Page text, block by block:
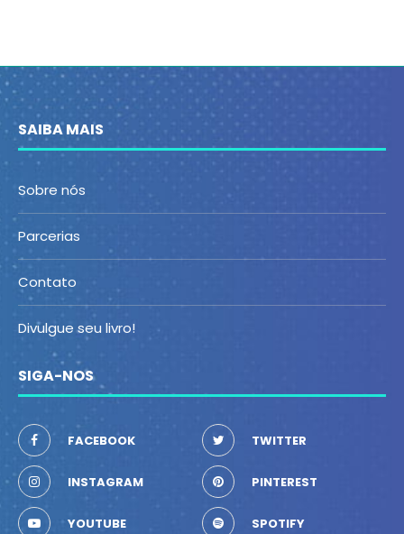
SAIBA MAIS
Sobre nós
Parcerias
Contato
Divulgue seu livro!
SIGA-NOS
FACEBOOK TWITTER
INSTAGRAM PINTEREST
YOUTUBE SPOTIFY